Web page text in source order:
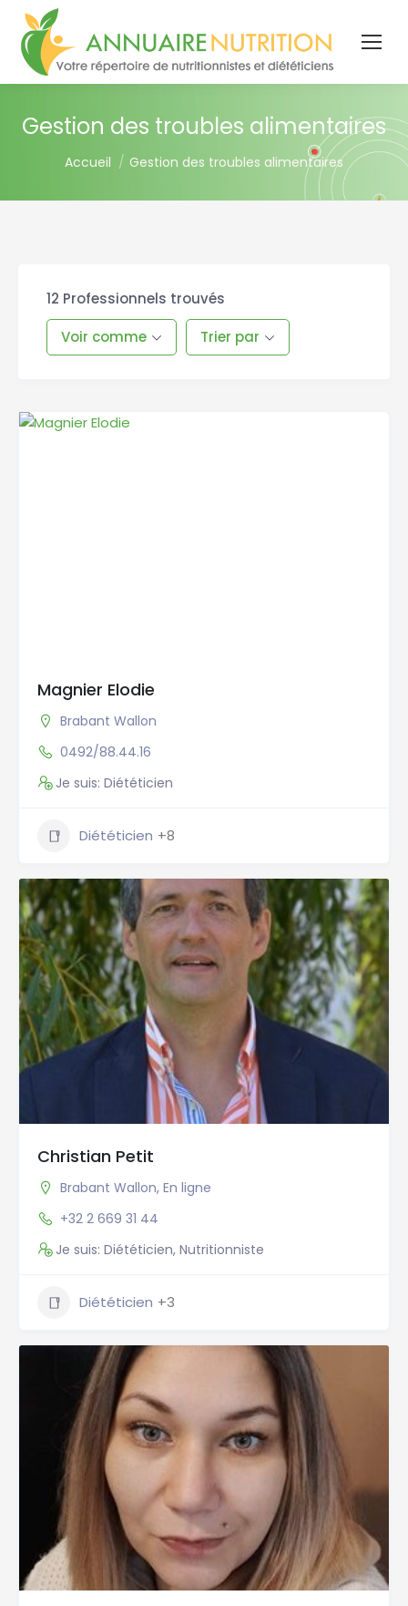
Gestion des troubles alimentaires
You are here:
Accueil Gestion des troubles alimentaires
12 Professionnels trouvés
Voir comme
Trier par
Magnier Elodie
Brabant Wallon
0492/88.44.16
Je suis: Diététicien
Diététicien +8
Christian Petit
Brabant Wallon, En ligne
+32 2 669 31 44
Je suis: Diététicien, Nutritionniste
Diététicien +3